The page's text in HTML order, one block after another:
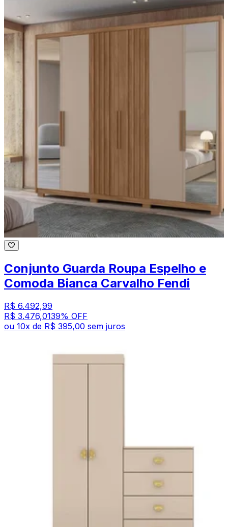
Conjunto Guarda Roupa Espelho e
Comoda Bianca Carvalho Fendi
R$ 6.492,99
R$ 3.476,0139% OFF
ou 10x de R$ 395,00 sem juros